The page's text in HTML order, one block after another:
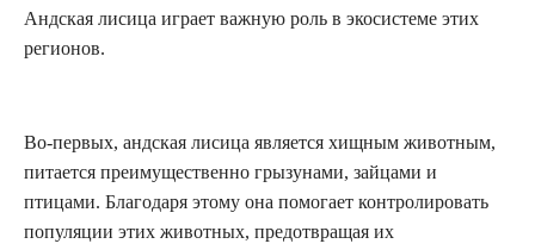
Андская лисица играет важную роль в экосистеме этих
регионов.
Во-первых, андская лисица является хищным животным,
питается преимущественно грызунами, зайцами и
птицами. Благодаря этому она помогает контролировать
популяции этих животных, предотвращая их